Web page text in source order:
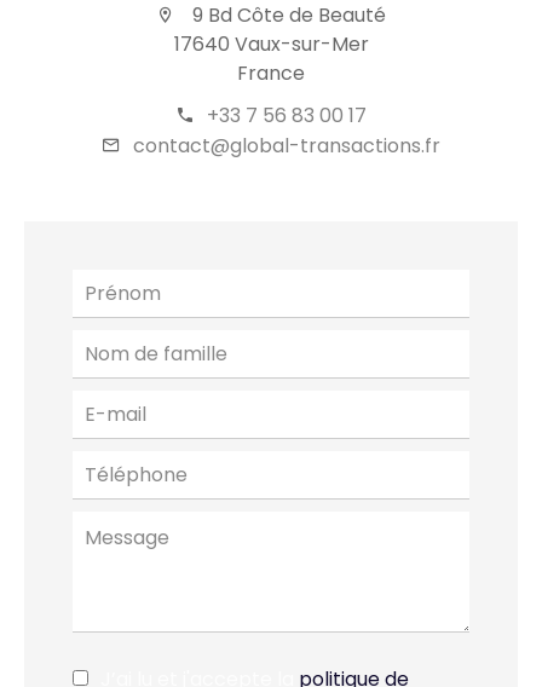
9 Bd Côte de Beauté
17640 Vaux-sur-Mer
France
+33 7 56 83 00 17
contact@global-transactions.fr
politique de